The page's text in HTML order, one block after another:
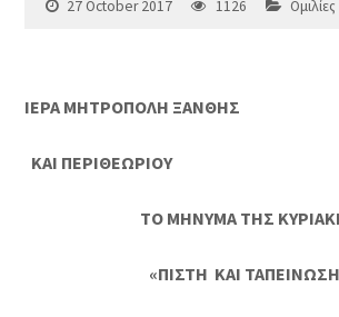
27 October 2017 1126 Ομιλίες
ΙΕΡΑ ΜΗΤΡΟΠΟΛΗ ΞΑΝΘΗΣ
ΚΑΙ ΠΕΡΙΘΕΩΡΙΟΥ
ΤΟ ΜΗΝΥΜΑ ΤΗΣ
«ΠΙΣΤΗ ΚΑΙ